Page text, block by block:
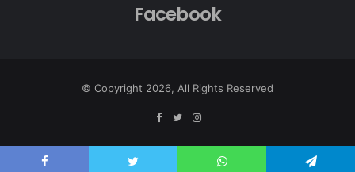
Facebook
© Copyright 2026, All Rights Reserved